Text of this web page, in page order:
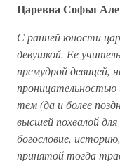
Царевна Софья
С ранней юности
девушкой. Ее
премудрой девицей,
тем (да и более
высшей похвалой
богословие,
принятой тогда